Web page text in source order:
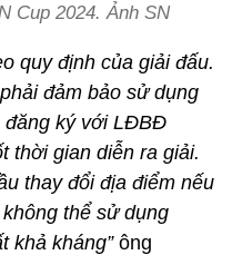
Cup 2024. Ảnh SN
quy định của giải đấu.
đảm bảo sử dụng
đăng ký với LĐBĐ
thời gian diễn ra giải.
thay đổi địa điểm nếu
thể sử dụng
khả kháng” ông